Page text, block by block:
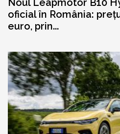
Noul Leapmotor B10
oficial în România:
euro, prin...